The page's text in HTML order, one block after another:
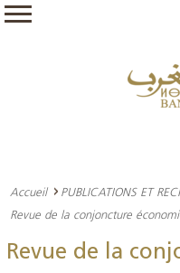
Accueil PUBLICATIONS ET
Revue de la conjoncture
Revue de la